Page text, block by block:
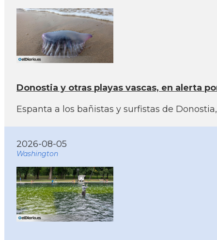
Donostia y otras playas vascas, en alerta
Espanta a los bañistas y surfistas de
2026-08-05
Washington